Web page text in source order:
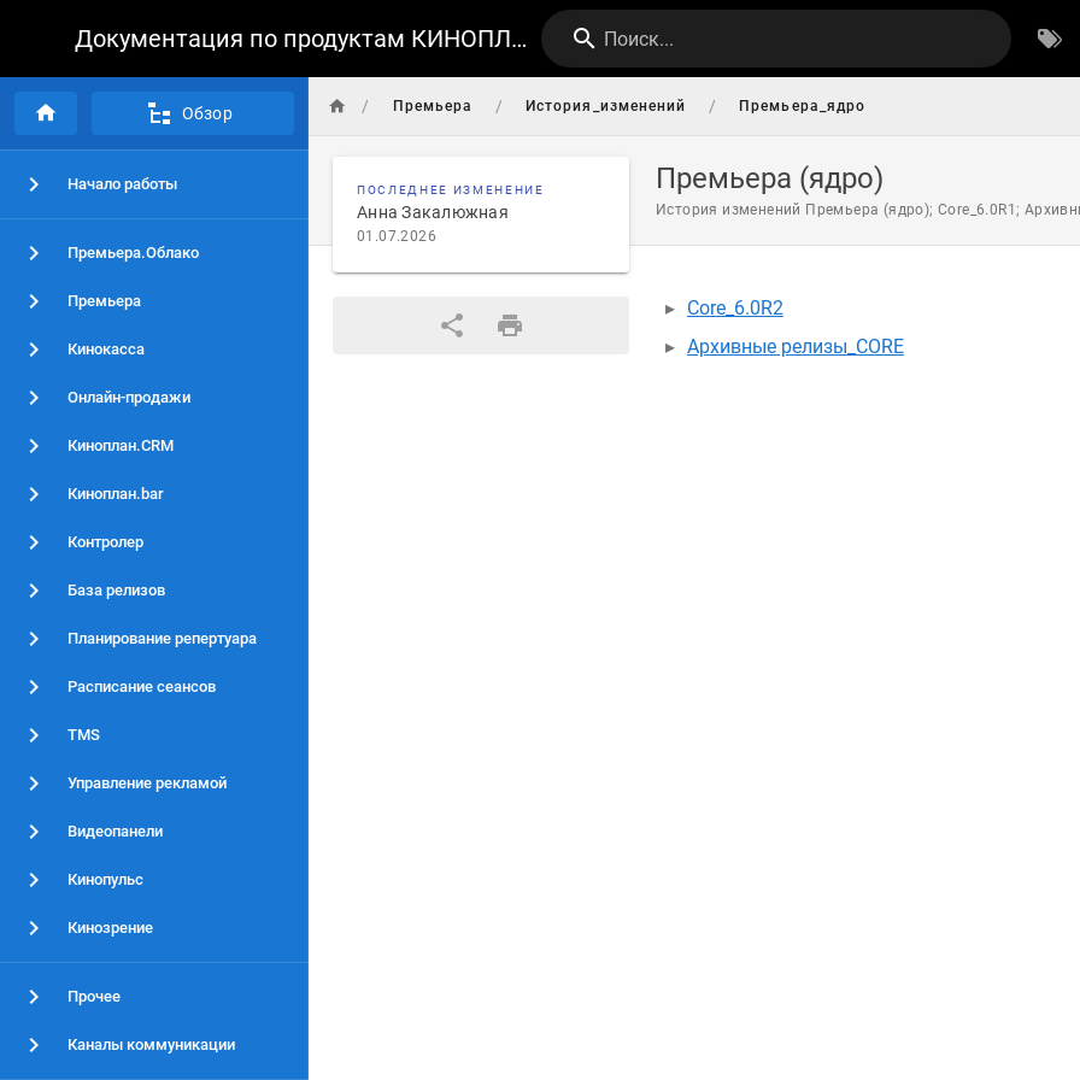
Документация по продуктам КИНОПЛАН Поиск...
Обзор
Начало работы
Премьера.Облако
Премьера
Кинокасса
Онлайн-продажи
Киноплан.CRM
Киноплан.bar
Контролер
База релизов
Планирование репертуара
Расписание сеансов
TMS
Управление рекламой
Видеопанели
Кинопульс
Кинозрение
Прочее
Каналы коммуникации
/ Премьера / История_изменений / Премьера_ядро
Премьера (ядро)
История изменений Премьера (ядро); Core_6.0R1;
ПОСЛЕДНЕЕ ИЗМЕНЕНИЕ
Анна Закалюжная
01.07.2026
Core_6.0R2
Архивные релизы_CORE